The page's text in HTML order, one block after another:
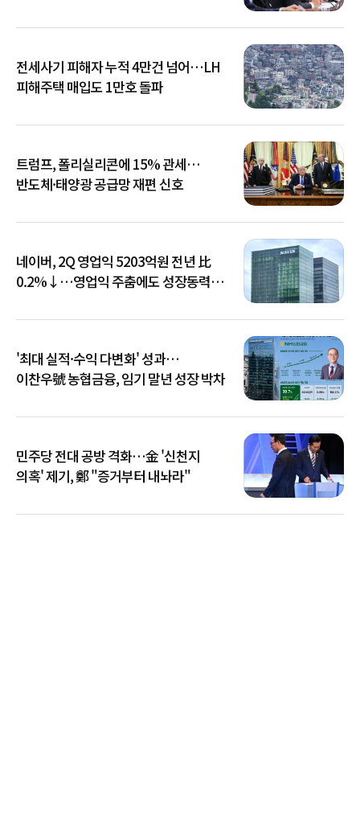
전세사기 피해자 누적 4만건 넘어…LH
피해주택 매입도 1만호 돌파
트럼프, 폴리실리콘에 15% 관세…
반도체·태양광 공급망 재편 신호
네이버, 2Q 영업익 5203억원 전년 比
0.2%↓…영업익 주춤에도 성장동력
'최대 실적·수익 다변화' 성과…
이찬우號 농협금융, 임기 말년 성장 박차
민주당 전대 공방 격화…金 '신천지
의혹' 제기, 鄭 "증거부터 내놔라"